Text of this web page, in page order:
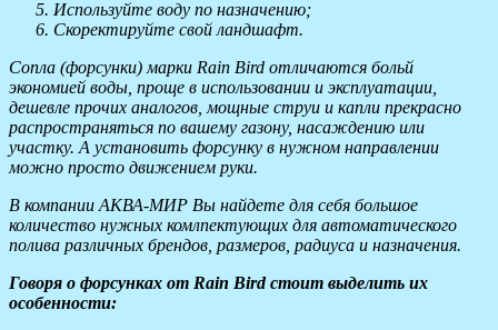
Используйте воду по назначению;
Скоректируйте свой ландшафт.
Сопла (форсунки) марки Rain Bird отличаются больй
экономией воды, проще в использовании и эксплуатации,
дешевле прочих аналогов, мощные струи и капли прекрасно
распространяться по вашему газону, насаждению или
участку. А установить форсунку в нужном направлении
можно просто движением руки.
В компании АКВА-МИР Вы найдете для себя большое
количество нужных комлпектующих для автоматического
полива различных брендов, размеров, радиуса и назначения.
Говоря о форсунках от Rain Bird стоит выделить их
особенности: